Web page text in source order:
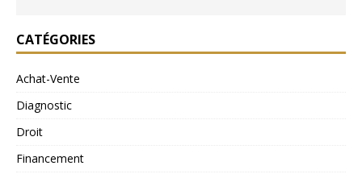
CATÉGORIES
Achat-Vente
Diagnostic
Droit
Financement